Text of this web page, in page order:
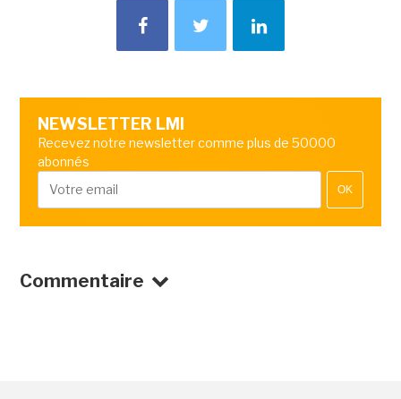
NEWSLETTER LMI
Recevez notre newsletter comme plus de 50000
abonnés
OK
Commentaire